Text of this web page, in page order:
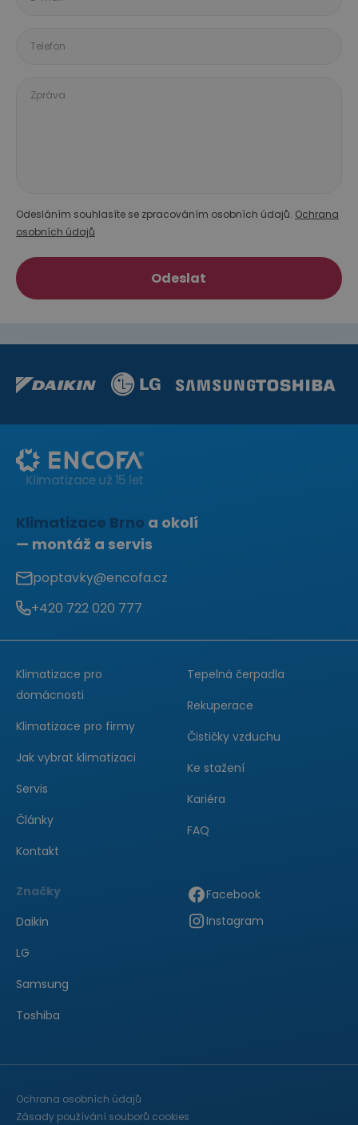
Zpráva
Odesláním souhlasíte se zpracováním osobních údajů. Ochrana
osobních údajů
Odeslat
Klimatizace už 15 let
Klimatizace Brno a okolí
— montáž a servis
poptavky@encofa.cz
Zavolejte
nám:
+420 722 020 777
Klimatizace pro
domácnosti
Klimatizace pro firmy
Jak vybrat klimatizaci
Servis
Články
Kontakt
Tepelná čerpadla
Rekuperace
Čističky vzduchu
Ke stažení
Kariéra
FAQ
Značky
Daikin
LG
Samsung
Toshiba
Facebook
Instagram
Ochrana osobních údajů
Zásady používání souborů cookies